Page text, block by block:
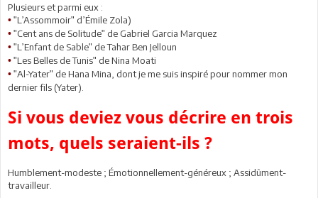
Plusieurs et parmi eux :
• ʺL’Assommoirʺ d’Émile Zola)
• ʺCent ans de Solitudeʺ de Gabriel Garcia Marquez
• ʺL’Enfant de Sableʺ de Tahar Ben Jelloun
• ʺLes Belles de Tunisʺ de Nina Moati
• ʺAl-Yaterʺ de Hana Mina, dont je me suis inspiré pour nommer mon
dernier fils (Yater).
Si vous deviez vous décrire en trois
mots, quels seraient-ils ?
Humblement-modeste ; Émotionnellement-généreux ; Assidûment-
travailleur.